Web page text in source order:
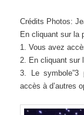
Crédits Photos:
En cliquant sur la
1. Vous avez
2. En cliquant sur
3. Le symbole”3
accès à d’autres